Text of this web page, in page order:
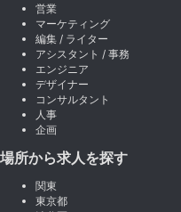
営業
マーケティング
編集 / ライター
アシスタント / 事務
エンジニア
デザイナー
コンサルタント
人事
企画
場所から求人を探す
関東
東京都